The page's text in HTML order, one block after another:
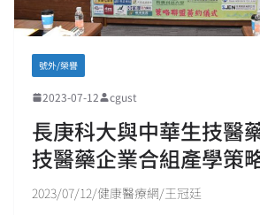
號外/榮譽
2023-07-12 cgust
長庚科大與中華生技醫
技醫藥企業合組產學策
2023/07/12/健康醫療網/王冠廷